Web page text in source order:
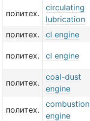
политех.
circulating
lubrication
политех. cl engine
политех. cl engine
политех.
coal-dust
engine
политех.
combustion
engine